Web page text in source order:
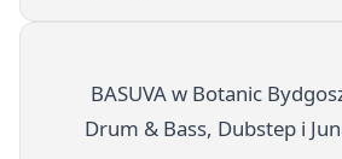
BASUVA w Botanic
Drum & Bass, Dubstep i